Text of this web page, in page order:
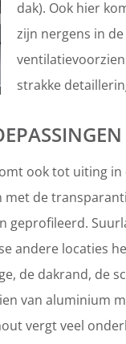
dak). Ook hier
zijn nergens in
strakke
ook tot uiting
de
geprofileerd.
andere locaties
de dakrand, de
van aluminium
vergt veel